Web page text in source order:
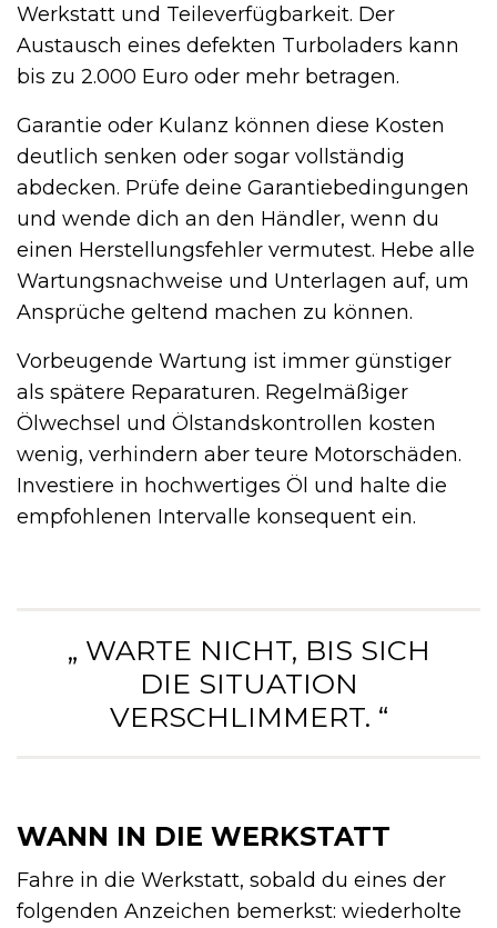
Werkstatt und Teileverfügbarkeit. Der
Austausch eines defekten Turboladers kann
bis zu 2.000 Euro oder mehr betragen.
Garantie oder Kulanz können diese Kosten
deutlich senken oder sogar vollständig
abdecken. Prüfe deine Garantiebedingungen
und wende dich an den Händler, wenn du
einen Herstellungsfehler vermutest. Hebe alle
Wartungsnachweise und Unterlagen auf, um
Ansprüche geltend machen zu können.
Vorbeugende Wartung ist immer günstiger
als spätere Reparaturen. Regelmäßiger
Ölwechsel und Ölstandskontrollen kosten
wenig, verhindern aber teure Motorschäden.
Investiere in hochwertiges Öl und halte die
empfohlenen Intervalle konsequent ein.
„ WARTE NICHT, BIS SICH
DIE SITUATION
VERSCHLIMMERT. “
WANN IN DIE WERKSTATT
Fahre in die Werkstatt, sobald du eines der
folgenden Anzeichen bemerkst: wiederholte